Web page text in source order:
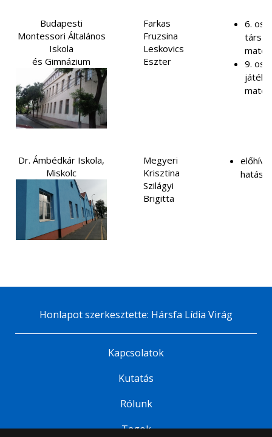
Budapesti
Montessori Általános
Iskola
és Gimnázium
Farkas
Fruzsina
Leskovics
Eszter
6.
9.
Dr. Ámbédkár Iskola,
Miskolc
Megyeri
Krisztina
Szilágyi
Brigitta
hatás
Honlapot szerkesztette: Hársfa Lídia Virág
Kapcsolatok
Kutatás
Rólunk
Tagok